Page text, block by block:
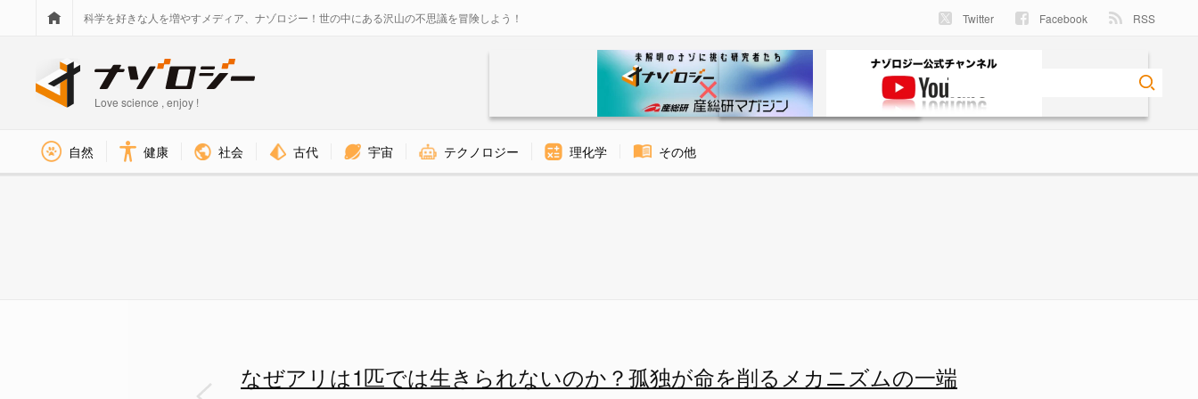
科学を好きな人を増やすメディア、ナゾロジー！世の中にある沢山の不思議を冒険しよう！ Twitter Facebook RSS
Love science , enjoy !
自然 健康 社会 古代 宇宙 テクノロジー 理化学 その他
なぜアリは1匹では生きられないのか？孤独が命を削るメカニズムの一端